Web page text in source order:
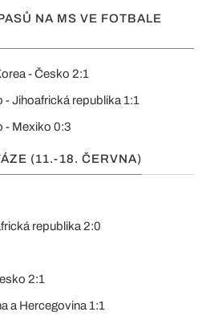
NA MS VE FOTBALE
- Česko 2:1
- Jihoafrická republika 1:1
- Mexiko 0:3
(11.-18. ČERVNA)
republika 2:0
2:1
a Hercegovina 1:1